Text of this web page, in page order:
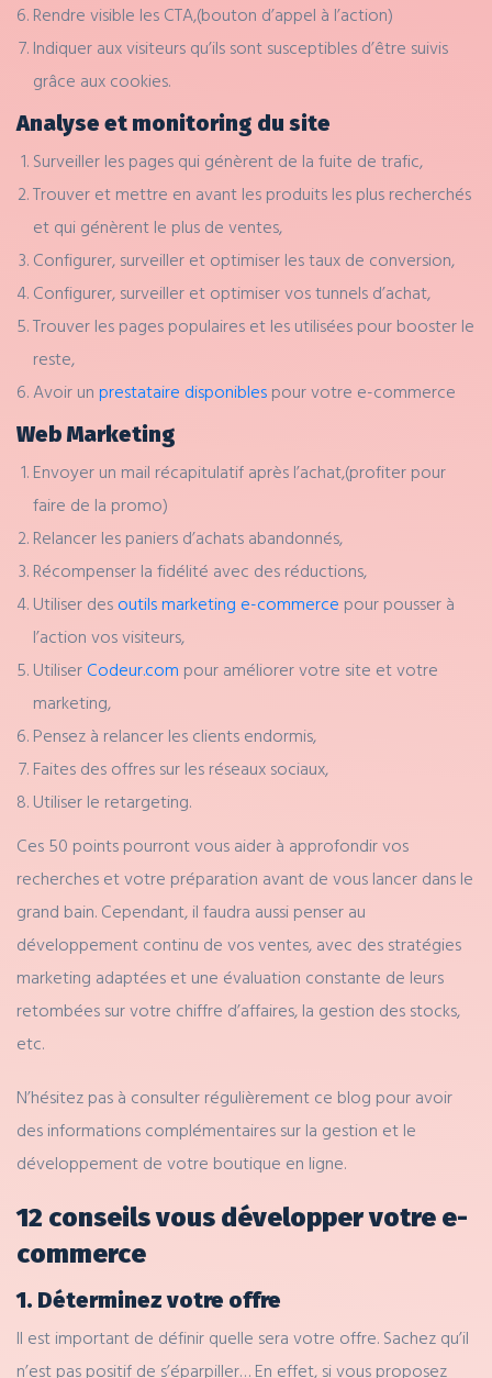
Rendre visible les CTA,(bouton d’appel à l’action)
Indiquer aux visiteurs qu’ils sont susceptibles d’être suivis
grâce aux cookies.
Analyse et monitoring du site
Surveiller les pages qui génèrent de la fuite de trafic,
Trouver et mettre en avant les produits les plus recherchés
et qui génèrent le plus de ventes,
Configurer, surveiller et optimiser les taux de conversion,
Configurer, surveiller et optimiser vos tunnels d’achat,
Trouver les pages populaires et les utilisées pour booster le
reste,
Avoir un prestataire disponibles pour votre e-commerce
Web Marketing
Envoyer un mail récapitulatif après l’achat,(profiter pour
faire de la promo)
Relancer les paniers d’achats abandonnés,
Récompenser la fidélité avec des réductions,
Utiliser des outils marketing e-commerce pour pousser à
l’action vos visiteurs,
Utiliser Codeur.com pour améliorer votre site et votre
marketing,
Pensez à relancer les clients endormis,
Faites des offres sur les réseaux sociaux,
Utiliser le retargeting.
Ces 50 points pourront vous aider à approfondir vos
recherches et votre préparation avant de vous lancer dans le
grand bain. Cependant, il faudra aussi penser au
développement continu de vos ventes, avec des stratégies
marketing adaptées et une évaluation constante de leurs
retombées sur votre chiffre d’affaires, la gestion des stocks,
etc.
N’hésitez pas à consulter régulièrement ce blog pour avoir
des informations complémentaires sur la gestion et le
développement de votre boutique en ligne.
12 conseils vous développer votre e-
commerce
1. Déterminez votre offre
Il est important de définir quelle sera votre offre. Sachez qu’il
n’est pas positif de s’éparpiller… En effet, si vous proposez